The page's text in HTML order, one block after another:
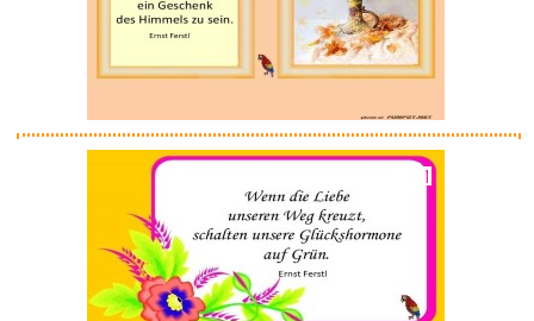
TRIXES Full-Size-Gitarrentasch...